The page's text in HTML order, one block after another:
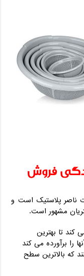
فروش
ناصر پلاستیک است و
مشهور است.
تا بهترین
را برآورده می کند
که بالاترین سطح